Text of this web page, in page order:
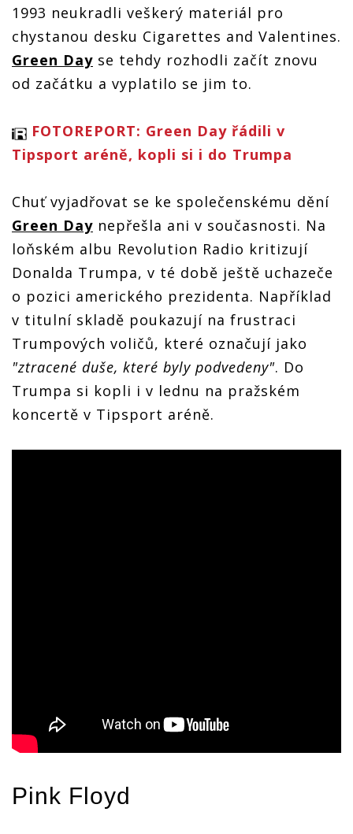
1993 neukradli veškerý materiál pro
chystanou desku Cigarettes and Valentines.
Green Day se tehdy rozhodli začít znovu
od začátku a vyplatilo se jim to.
FOTOREPORT: Green Day řádili v
Tipsport aréně, kopli si i do Trumpa
Chuť vyjadřovat se ke společenskému dění
Green Day nepřešla ani v současnosti. Na
loňském albu Revolution Radio kritizují
Donalda Trumpa, v té době ještě uchazeče
o pozici amerického prezidenta. Například
v titulní skladě poukazují na frustraci
Trumpových voličů, které označují jako
"ztracené duše, které byly podvedeny". Do
Trumpa si kopli i v lednu na pražském
koncertě v Tipsport aréně.
Pink Floyd